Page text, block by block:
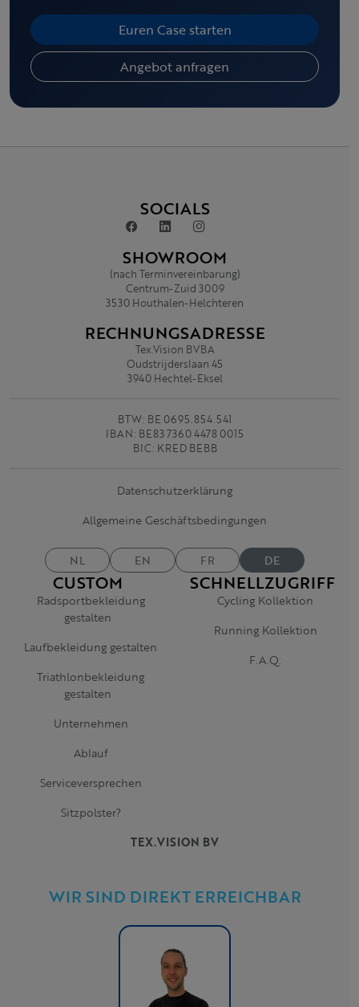
Euren Case starten
Angebot anfragen
TEX.VISION BV
WIR SIND DIREKT ERREICHBAR
CUSTOM
Radsportbekleidung
gestalten
Laufbekleidung gestalten
Triathlonbekleidung
gestalten
Unternehmen
Ablauf
Serviceversprechen
Sitzpolster?
SCHNELLZUGRIFF
Cycling Kollektion
Running Kollektion
F.A.Q.
SOCIALS
SHOWROOM
(nach Terminvereinbarung)
Centrum-Zuid 3009
3530 Houthalen-Helchteren
RECHNUNGSADRESSE
Tex.Vision BVBA
Oudstrijderslaan 45
3940 Hechtel-Eksel
BTW: BE 0695.854.541
IBAN: BE83 7360 4478 0015
BIC: KRED BEBB
Datenschutzerklärung
Allgemeine Geschäftsbedingungen
NL EN FR DE